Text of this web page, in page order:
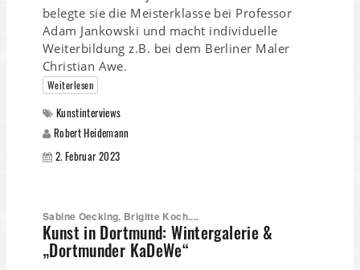
belegte sie die Meisterklasse bei Professor
Adam Jankowski und macht individuelle
Weiterbildung z.B. bei dem Berliner Maler
Christian Awe.
Weiterlesen
Kunstinterviews
Robert Heidemann
2. Februar 2023
Sabine Oecking, Brigitte Koch....
Kunst in Dortmund: Wintergalerie &
„Dortmunder KaDeWe“